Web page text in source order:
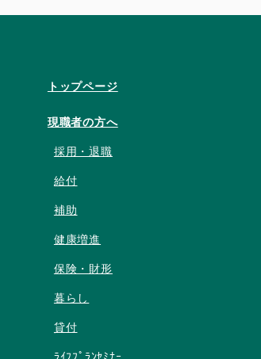
トップページ
現職者の方へ
採用・退職
給付
補助
健康増進
保険・財形
暮らし
貸付
ﾗｲﾌﾌﾟﾗﾝｾﾐﾅｰ